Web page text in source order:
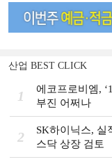
산업 BEST CLICK
1
에코프로비엠,
부진 어쩌나
2
SK하이닉스, 실
스닥 상장 검토